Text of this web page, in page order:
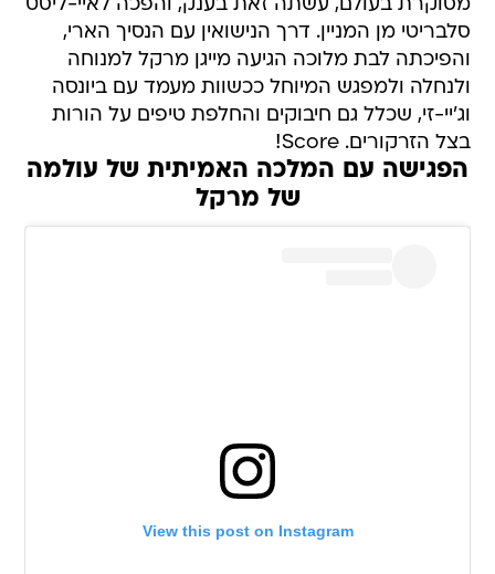
מסוקרת בעולם, עשתה זאת בענק, והפכה לאיי-ליסט
סלבריטי מן המניין. דרך הנישואין עם הנסיך הארי,
והפיכתה לבת מלוכה הגיעה מייגן מרקל למנוחה
ולנחלה ולמפגש המיוחל ככשוות מעמד עם ביונסה
וג'יי-זי, שכלל גם חיבוקים והחלפת טיפים על הורות
בצל הזרקורים. Score!
הפגישה עם המלכה האמיתית של עולמה
של מרקל
View this post on Instagram